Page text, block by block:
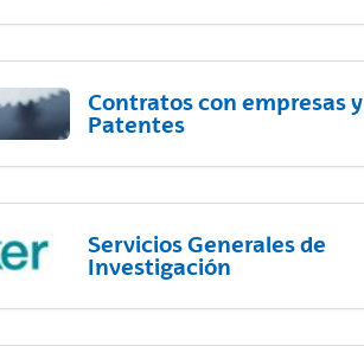
Contratos con empresas y
Patentes
Servicios Generales de
Investigación